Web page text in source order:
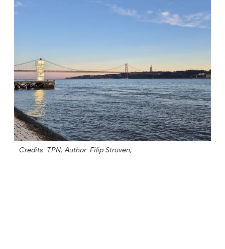
Credits: TPN; Author: Filip Strüven;